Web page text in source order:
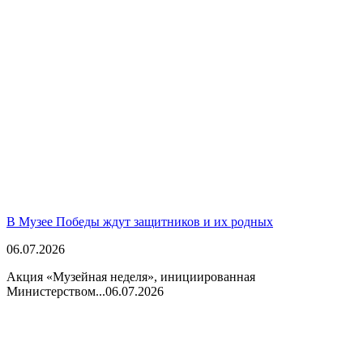
В Музее Победы ждут защитников и их родных
06.07.2026
Акция «Музейная неделя», инициированная
Министерством...06.07.2026